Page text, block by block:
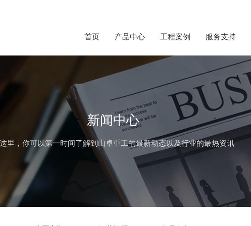
首页 产品中心 工程案例 服务支持
新闻中心
里，你可以第一时间了解到山卓重工的最新动态以及行业的最热资讯